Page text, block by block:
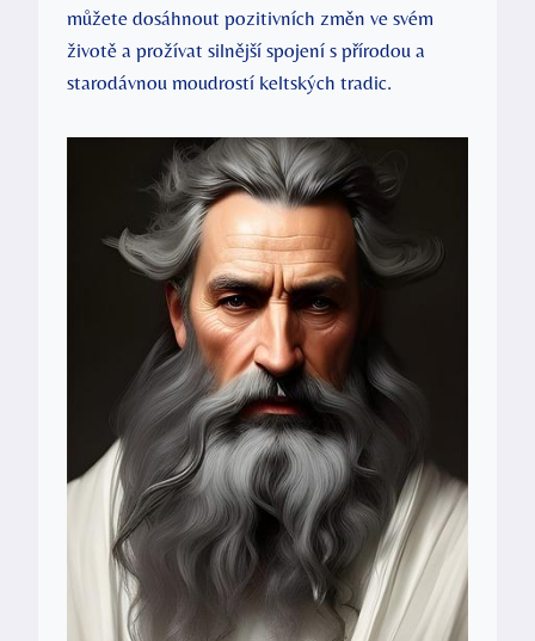
můžete dosáhnout pozitivních změn ve svém
životě a prožívat silnější spojení s přírodou a
starodávnou moudrostí keltských tradic.